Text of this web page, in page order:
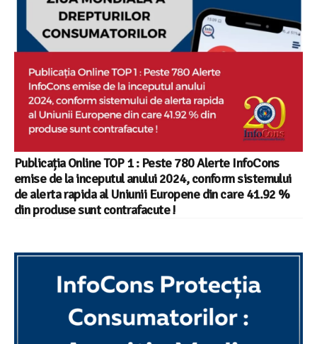
Publicația Online TOP 1 : Peste 780 Alerte InfoCons
emise de la inceputul anului 2024, conform sistemului
de alerta rapida al Uniunii Europene din care 41.92 %
din produse sunt contrafacute !